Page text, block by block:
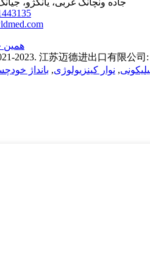
جاده ونچانگ غربی، یانگژو،
همین
, نوار کینزیولوژی, بانداژ